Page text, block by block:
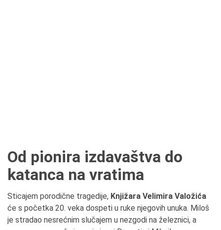
Od pionira izdavaštva do
katanca na vratima
Sticajem porodične tragedije, Knjižara Velimira Valožića
će s početka 20. veka dospeti u ruke njegovih unuka. Miloš
je stradao nesrećnim slučajem u nezgodi na železnici, a